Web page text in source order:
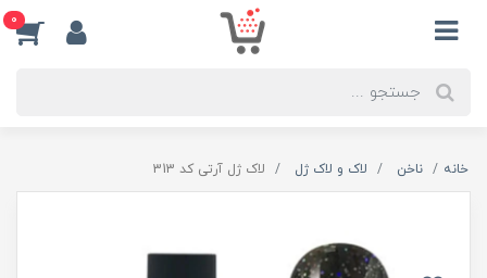
0
خانه ناخن لاک و لاک ژل لاک ژل آرتی کد 313